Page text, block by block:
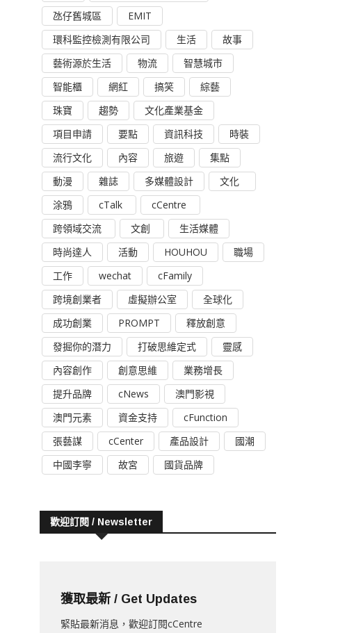
氹仔舊城區
EMIT
環科監控檢測有限公司
生活
故事
藝術源於生活
物流
智慧城市
智能櫃
網紅 搞笑
綜藝
珠寶
趨勢
文化產業基金
項目申請
要點 資訊科技
時裝
流行文化
內容 旅遊
集點
動漫
雜誌 多媒體設計
文化
涂鴉
cTalk
cCentre
跨領域交流
文創
生活媒體
時尚達人
活動 HOUHOU
職場
工作
wechat
cFamily
跨境創業者
虛擬辦公室
全球化
成功創業
PROMPT
釋放創意
發掘你的潛力
打破思維定式
靈感
內容創作
創意思維
業務增長
提升品牌
cNews
澳門影視
澳門元素
資金支持
cFunction
張藝謀
cCenter 產品設計
國潮
中國李寧
故宮 國貨品牌
歡迎訂閱 / Newsletter
獲取最新 / Get Updates
緊貼最新消息，歡迎訂閱cCentre